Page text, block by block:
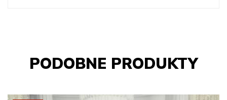
PODOBNE PRODUKTY